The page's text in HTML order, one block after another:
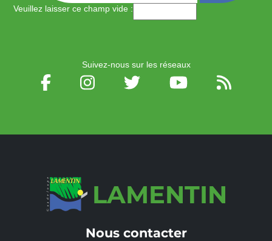
LAMENTIN
Nous contacter
Veuillez laisser ce champ vide :
Suivez-nous sur les réseaux